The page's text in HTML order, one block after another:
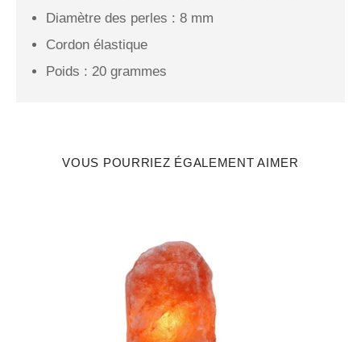
Diamètre des perles : 8 mm
Cordon élastique
Poids : 20 grammes
VOUS POURRIEZ ÉGALEMENT AIMER